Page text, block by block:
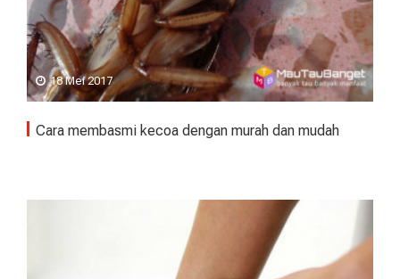
18 Mei 2017
Cara membasmi kecoa dengan murah dan mudah